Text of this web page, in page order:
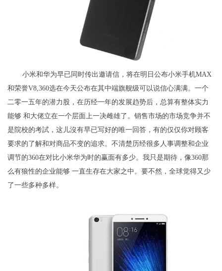
小米和华为早已同时传出邀请信，将在明日公布小米手机MAX
和荣誉V8,360选在今天公布在其中端旗舰级可以说信心满满。一个
二零一五年的潜力股，在历经一年的发展趋势后，总算有整体实力
能够 和大佬立在一个层面上一决雌雄了。销售市场的市场竞争并不
是院校的考試，这儿沒有早已写好的唯一回答，有的仅仅你对顾客
要求的了解和对商品不变的追求。不清楚历经很多人事调整和企业
调节的360在对比小米华为时的赢面有多少。我只是期待，像360那
么有狼性的企业能够 一直生存在大家之中。要不然，全球觉得又少
了一些多种多样。